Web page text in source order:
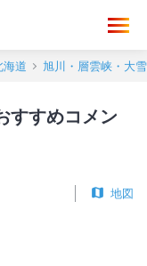
海道 旭川・層雲峡・大
すすめコメン
地図